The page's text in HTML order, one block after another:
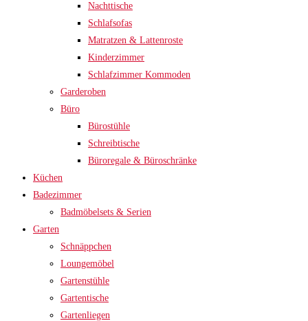
Nachttische
Schlafsofas
Matratzen & Lattenroste
Kinderzimmer
Schlafzimmer Kommoden
Garderoben
Büro
Bürostühle
Schreibtische
Büroregale & Büroschränke
Küchen
Badezimmer
Badmöbelsets & Serien
Garten
Schnäppchen
Loungemöbel
Gartenstühle
Gartentische
Gartenliegen